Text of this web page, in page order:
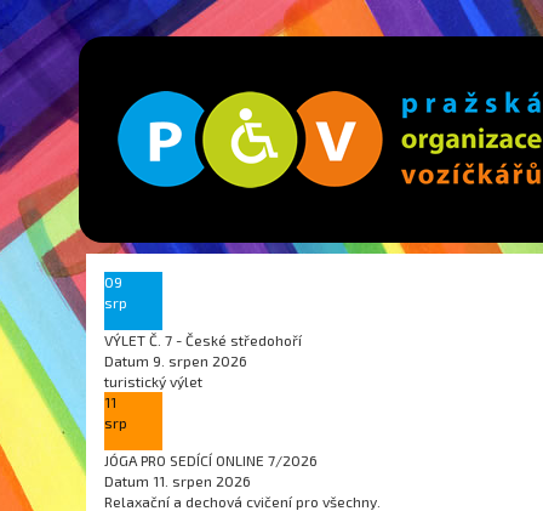
09
srp
VÝLET Č. 7 - České středohoří
Datum 9. srpen 2026
turistický výlet
11
srp
JÓGA PRO SEDÍCÍ ONLINE 7/2026
Datum 11. srpen 2026
Relaxační a dechová cvičení pro všechny.